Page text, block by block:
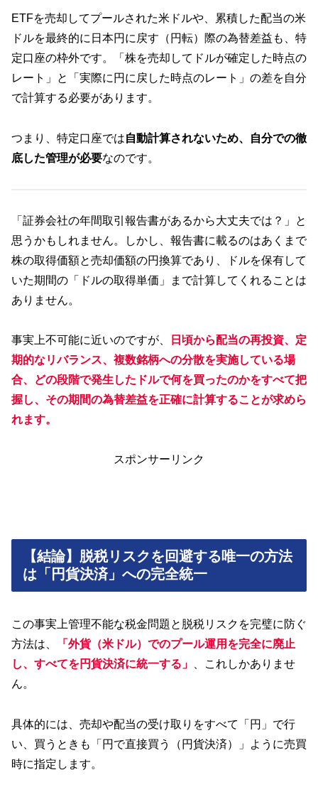
ETFを売却してプールされた米ドルや、累積した配当の米
ドルを最終的に日本円に戻す（円転）際の為替差益も、特
定口座の枠外です。「株を売却してドルが確定した時点の
レート」と「実際に円に戻した時点のレート」の差を自分
で計算する必要があります。
つまり、特定口座では自動計算されないため、自分での徹
底した管理が必要なのです。
「証券会社の年間取引報告書があるから大丈夫では？」と
思うかもしれません。しかし、報告書に載るのはあくまで
株の取得価額と売却価額の円換算であり、ドルを保有して
いた期間の「ドルの取得単価」まで計算してくれることは
ありません。
事実上不可能に近いのですが、
日頃から配当の再投資、定
期的なリバランス、複数銘柄への分散を実施している場
合、どの段階で発生したドルで何を買ったのかをすべて把
握し、その期間の為替差益を正確に計算することが求めら
れます。
スポンサーリンク
【結論】脱税リスクを回避する唯一の方法
は「円貨決済」への完全統一
この事実上管理不能な税金問題と脱税リスクを完璧に防ぐ
方法は、
「外貨（米ドル）でのプール運用を完全に廃止
し、すべてを円貨決済に統一する」
、これしかありませ
ん。
具体的には、売却や配当の受け取りをすべて「円」で行
い、買うときも「円で直接買う（円貨決済）」ように売買
時に指定します。